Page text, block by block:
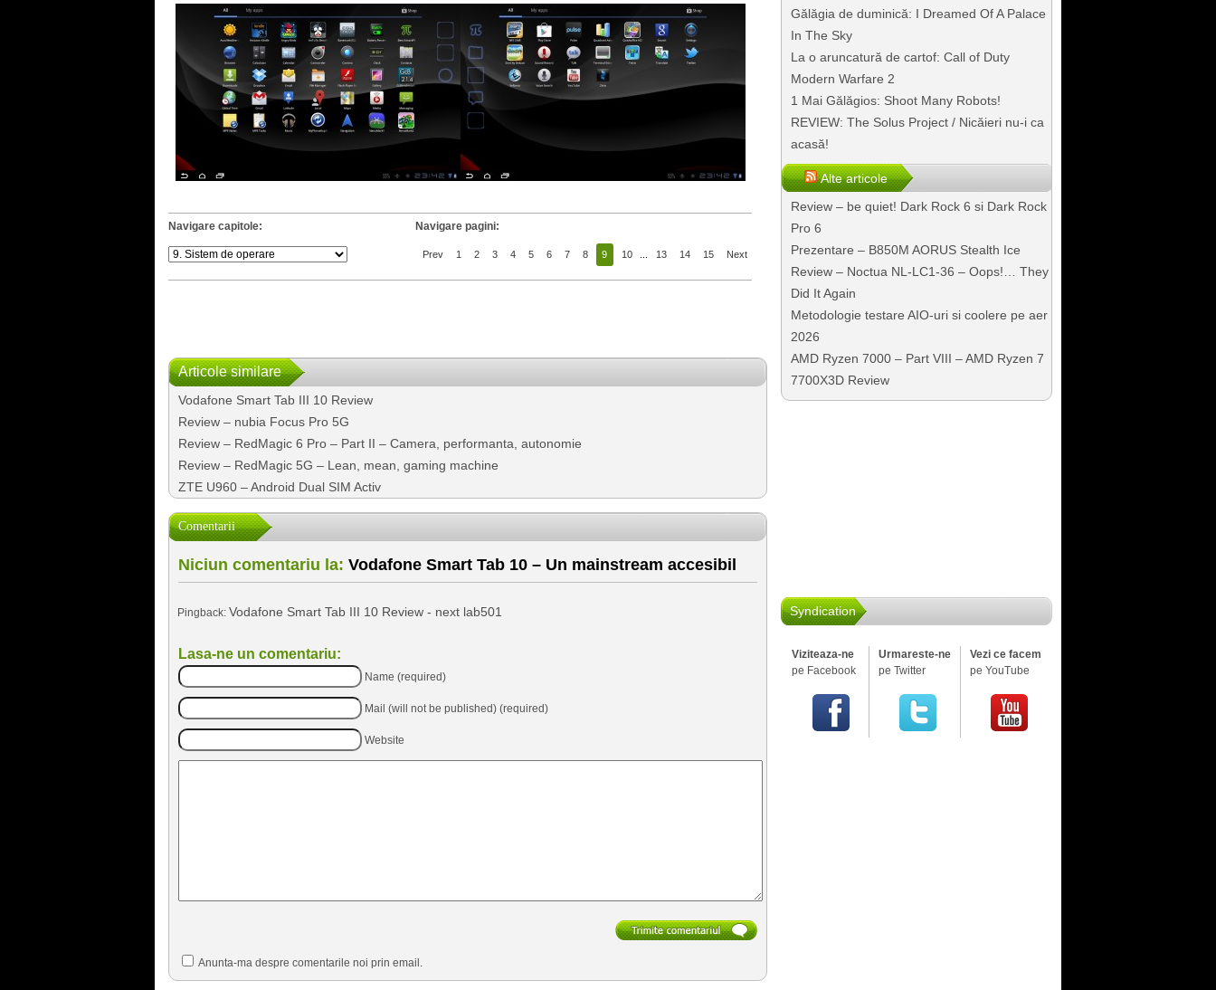
Navigare capitole: Navigare pagini:
Prev 1 2 3 4 5 6 7 8 9 10 13 14 15 Next
Articole similare
Vodafone Smart Tab III 10 Review
Review – nubia Focus Pro 5G
Review – RedMagic 6 Pro – Part II – Camera, performanta, autonomie
Review – RedMagic 5G – Lean, mean, gaming machine
ZTE U960 – Android Dual SIM Activ
Comentarii
Niciun comentariu la: Vodafone Smart Tab 10 – Un mainstream accesibil
Pingback: Vodafone Smart Tab III 10 Review - next lab501
Lasa-ne un comentariu:
Name (required)
Mail (will not be published) (required)
Website
Anunta-ma despre comentarile noi prin email.
Gălăgia de duminică: I Dreamed Of A Palace
In The Sky
La o aruncatură de cartof: Call of Duty
Modern Warfare 2
1 Mai Gălăgios: Shoot Many Robots!
REVIEW: The Solus Project / Nicăieri nu-i ca
acasă!
Alte articole
Review – be quiet! Dark Rock 6 si Dark Rock
Pro 6
Prezentare – B850M AORUS Stealth Ice
Review – Noctua NL-LC1-36 – Oops!… They
Did It Again
Metodologie testare AIO-uri si coolere pe aer
2026
AMD Ryzen 7000 – Part VIII – AMD Ryzen 7
7700X3D Review
Syndication
Viziteaza-ne
pe Facebook
Urmareste-ne
pe Twitter
Vezi ce facem
pe YouTube